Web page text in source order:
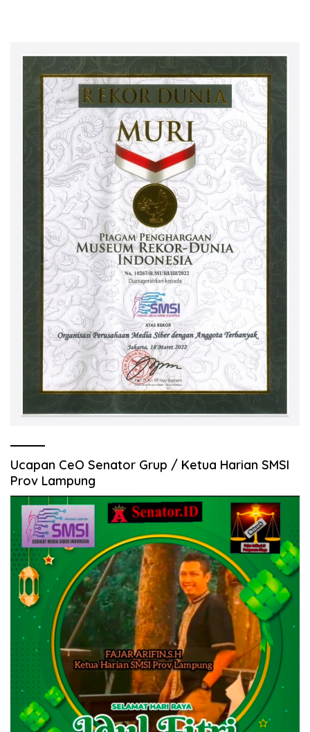
Ucapan CeO Senator Grup / Ketua Harian SMSI
Prov Lampung